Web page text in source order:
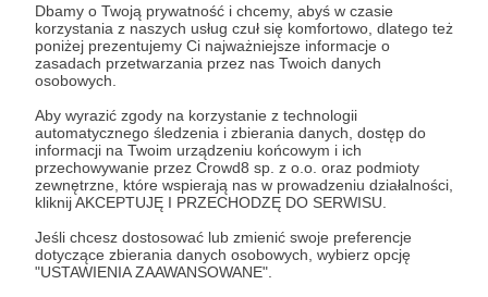
Dbamy o Twoją prywatność i chcemy, abyś w czasie
korzystania z naszych usług czuł się komfortowo, dlatego też
poniżej prezentujemy Ci najważniejsze informacje o
zasadach przetwarzania przez nas Twoich danych
osobowych.
Aby wyrazić zgody na korzystanie z technologii
automatycznego śledzenia i zbierania danych, dostęp do
informacji na Twoim urządzeniu końcowym i ich
przechowywanie przez Crowd8 sp. z o.o. oraz podmioty
zewnętrzne, które wspierają nas w prowadzeniu działalności,
kliknij AKCEPTUJĘ I PRZECHODZĘ DO SERWISU.
Jeśli chcesz dostosować lub zmienić swoje preferencje
dotyczące zbierania danych osobowych, wybierz opcję
"USTAWIENIA ZAAWANSOWANE".
jest po przekazaniu podpisanego formularza "Zgodna na
założenie konta przez osobę niepełnoletnią", formularz
dostępny jest na stronie regulaminu Patronite.pl.
* Zapoznałem się i akceptujęRegulaminserwisu oraz